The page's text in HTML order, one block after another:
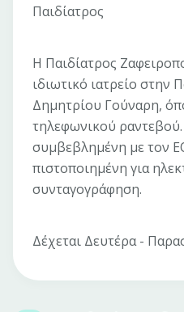
Παιδίατρος
Η Παιδίατρος
ιδιωτικό ιατρείο στην
Δημητρίου Γούναρη,
τηλεφωνικού ραντεβού.
συμβεβλημένη με τον
πιστοποιημένη για
συνταγογράφηση.
Δέχεται Δευτέρα -